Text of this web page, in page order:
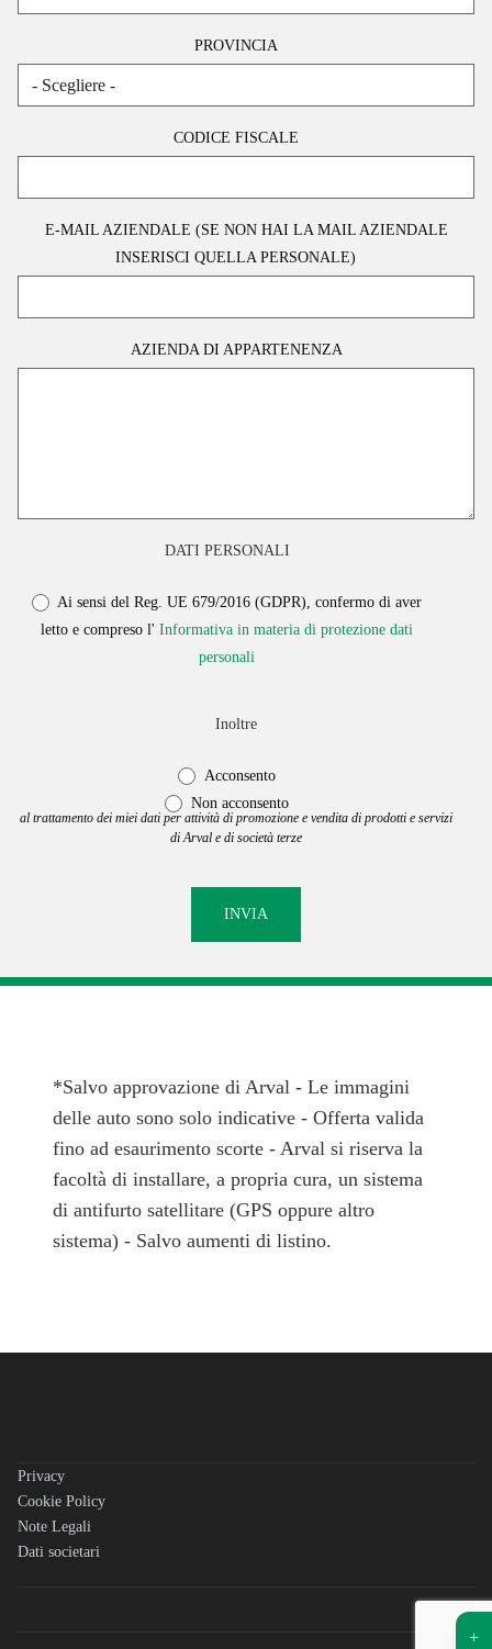
PROVINCIA
CODICE FISCALE
E-MAIL AZIENDALE (SE NON HAI LA MAIL AZIENDALE
INSERISCI QUELLA PERSONALE)
AZIENDA DI APPARTENENZA
DATI PERSONALI
Ai sensi del Reg. UE 679/2016 (GDPR), confermo di aver
letto e compreso l' Informativa in materia di protezione dati
personali
Inoltre
Acconsento
Non acconsento
al trattamento dei miei dati per attività di promozione e vendita di prodotti e servizi
di Arval e di società terze
*Salvo approvazione di Arval - Le immagini
delle auto sono solo indicative - Offerta valida
fino ad esaurimento scorte - Arval si riserva la
facoltà di installare, a propria cura, un sistema
di antifurto satellitare (GPS oppure altro
sistema) - Salvo aumenti di listino.
Privacy
Cookie Policy
Note Legali
Dati societari
+